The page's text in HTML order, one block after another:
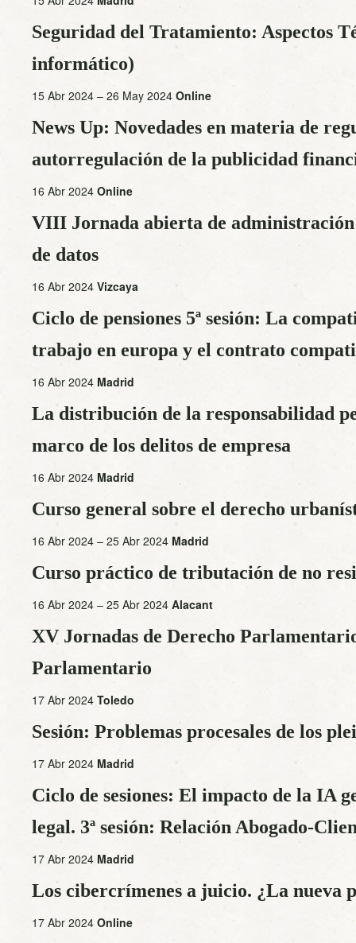
Seguridad del Tratamiento: Aspectos
informático)
15 Abr 2024 – 26 May 2024 Online
News Up: Novedades en materia de
autorregulación de la publicidad
16 Abr 2024 Online
VIII Jornada abierta de
de datos
16 Abr 2024 Vizcaya
Ciclo de pensiones 5ª sesión: La
trabajo en europa y el contrato
16 Abr 2024 Madrid
La distribución de la responsabilidad
marco de los delitos de empresa
16 Abr 2024 Madrid
Curso general sobre el derecho
16 Abr 2024 – 25 Abr 2024 Madrid
Curso práctico de tributación de no
16 Abr 2024 – 25 Abr 2024 Alacant
XV Jornadas de Derecho
Parlamentario
17 Abr 2024 Toledo
Sesión: Problemas procesales de los
17 Abr 2024 Madrid
Ciclo de sesiones: El impacto de la IA
legal. 3ª sesión: Relación Abogado-
17 Abr 2024 Madrid
Los cibercrímenes a juicio. ¿La nueva
17 Abr 2024 Online